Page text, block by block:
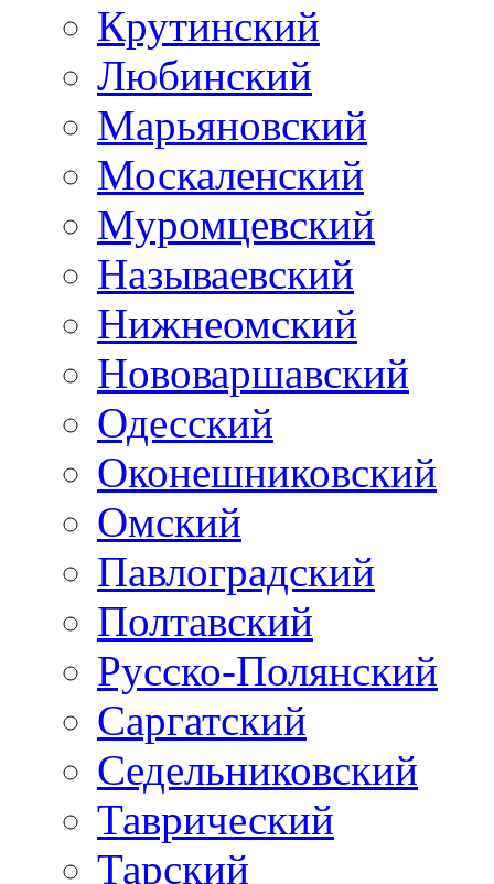
Крутинский
Любинский
Марьяновский
Москаленский
Муромцевский
Называевский
Нижнеомский
Нововаршавский
Одесский
Оконешниковский
Омский
Павлоградский
Полтавский
Русско-Полянский
Саргатский
Седельниковский
Таврический
Тарский